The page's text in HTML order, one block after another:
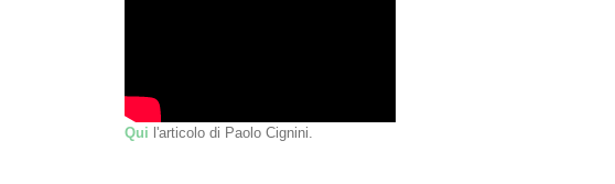
Qui l'articolo di Paolo Cignini.